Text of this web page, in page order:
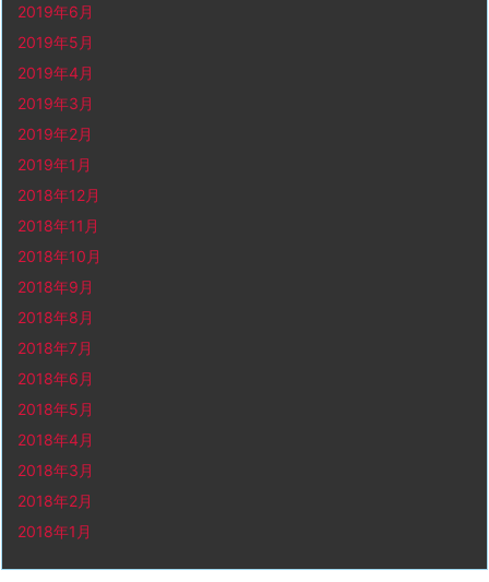
2019年6月
2019年5月
2019年4月
2019年3月
2019年2月
2019年1月
2018年12月
2018年11月
2018年10月
2018年9月
2018年8月
2018年7月
2018年6月
2018年5月
2018年4月
2018年3月
2018年2月
2018年1月